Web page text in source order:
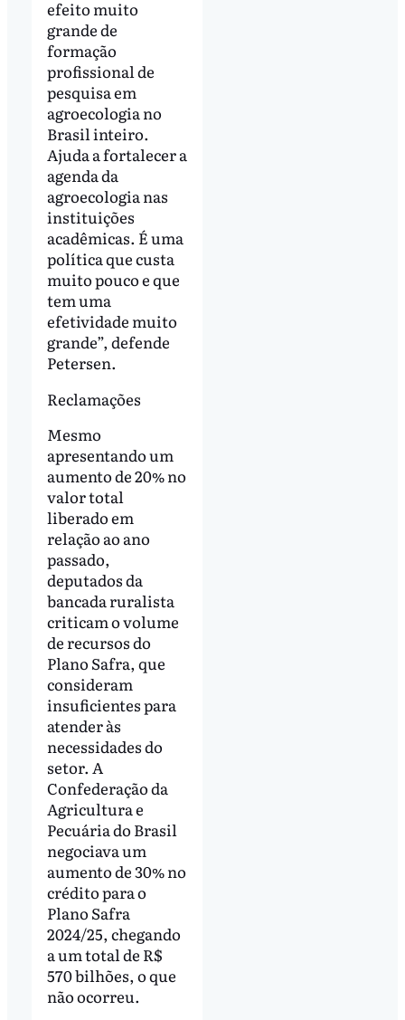
efeito muito
grande de
formação
profissional de
pesquisa em
agroecologia no
Brasil inteiro.
Ajuda a fortalecer a
agenda da
agroecologia nas
instituições
acadêmicas. É uma
política que custa
muito pouco e que
tem uma
efetividade muito
grande”, defende
Petersen.
Reclamações
Mesmo
apresentando um
aumento de 20% no
valor total
liberado em
relação ao ano
passado,
deputados da
bancada ruralista
criticam o volume
de recursos do
Plano Safra, que
consideram
insuficientes para
atender às
necessidades do
setor. A
Confederação da
Agricultura e
Pecuária do Brasil
negociava um
aumento de 30% no
crédito para o
Plano Safra
2024/25, chegando
a um total de R$
570 bilhões, o que
não ocorreu.